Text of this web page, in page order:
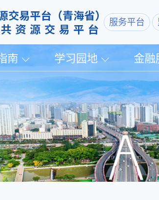
服务平台
南 学习园地 金融